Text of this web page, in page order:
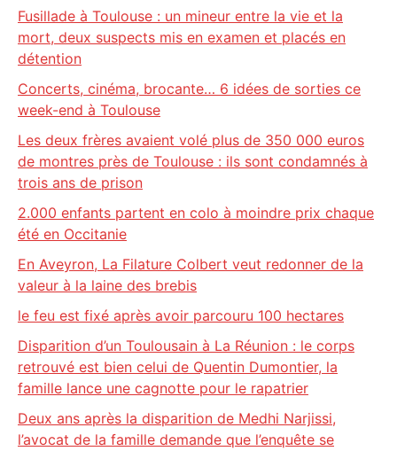
Fusillade à Toulouse : un mineur entre la vie et la
mort, deux suspects mis en examen et placés en
détention
Concerts, cinéma, brocante… 6 idées de sorties ce
week-end à Toulouse
Les deux frères avaient volé plus de 350 000 euros
de montres près de Toulouse : ils sont condamnés à
trois ans de prison
2.000 enfants partent en colo à moindre prix chaque
été en Occitanie
En Aveyron, La Filature Colbert veut redonner de la
valeur à la laine des brebis
le feu est fixé après avoir parcouru 100 hectares
Disparition d’un Toulousain à La Réunion : le corps
retrouvé est bien celui de Quentin Dumontier, la
famille lance une cagnotte pour le rapatrier
Deux ans après la disparition de Medhi Narjissi,
l’avocat de la famille demande que l’enquête se